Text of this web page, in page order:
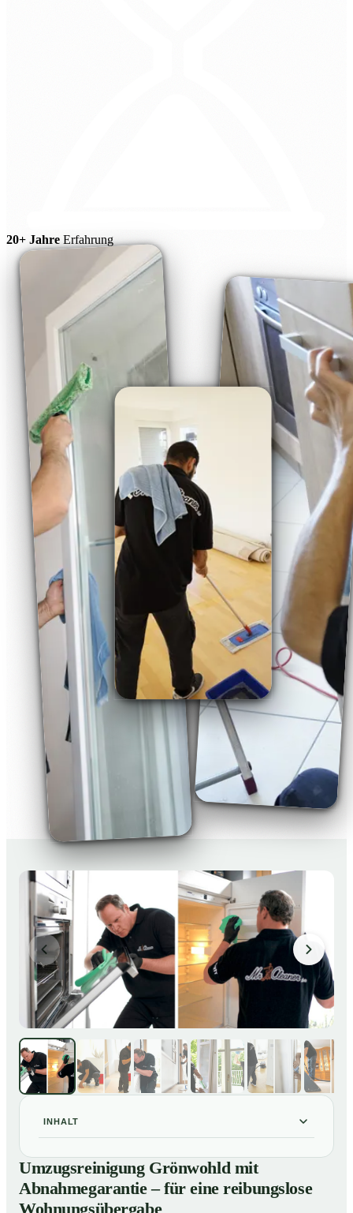
20+ Jahre Erfahrung
INHALT
Umzugsreinigung Grönwohld mit Abnahmegarantie –
für eine reibungslose Wohnungsübergabe
02 Unsere Leistungen im Überblick
Umzugsreinigung Grönwohld mit
Abnahmegarantie – für eine reibungslose
Wohnungsübergabe